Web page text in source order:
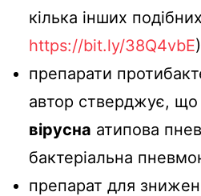
кілька інших
https://bit.ly/38Q4vbE)
препарати
автор стверджує, що
вірусна атипова
бактеріальна
препарат для